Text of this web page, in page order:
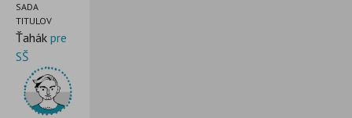
SADA
TITULOV
Ťahák pre
SŠ